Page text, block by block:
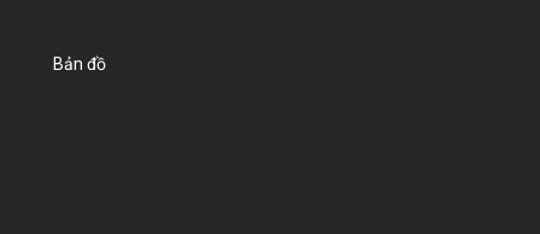
Bản đồ